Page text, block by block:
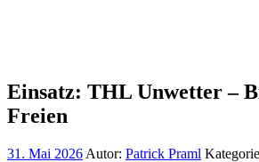
Einsatz: THL Unwetter –
Freien
31. Mai 2026 Autor: Patrick Praml